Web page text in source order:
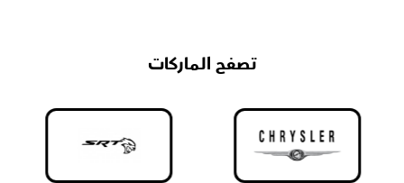
تصفح الماركات